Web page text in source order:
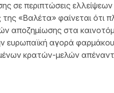
σε περιπτώσεις
«Βαλέτα» φαίνεται ότι
αποζημίωσης στα
ευρωπαϊκή αγορά
κρατών-μελών